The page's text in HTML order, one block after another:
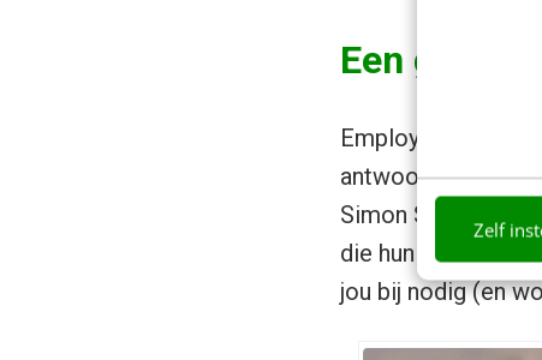
Zelf
Een goed
Employer
antwoord op de
Simon Sinek-
die hun werken-bij
jou bij nodig (en